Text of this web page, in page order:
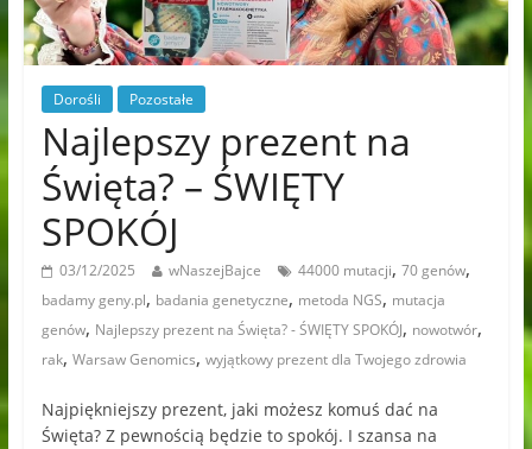
Dorośli Pozostałe
Najlepszy prezent na
Święta? – ŚWIĘTY
SPOKÓJ
03/12/2025 wNaszejBajce 44000 mutacji, 70 genów,
badamy geny.pl, badania genetyczne, metoda NGS, mutacja
genów, Najlepszy prezent na Święta? - ŚWIĘTY SPOKÓJ, nowotwór,
rak, Warsaw Genomics, wyjątkowy prezent dla Twojego zdrowia
Najpiękniejszy prezent, jaki możesz komuś dać na
Święta? Z pewnością będzie to spokój. I szansa na